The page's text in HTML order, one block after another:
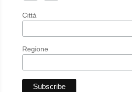
Città
Regione